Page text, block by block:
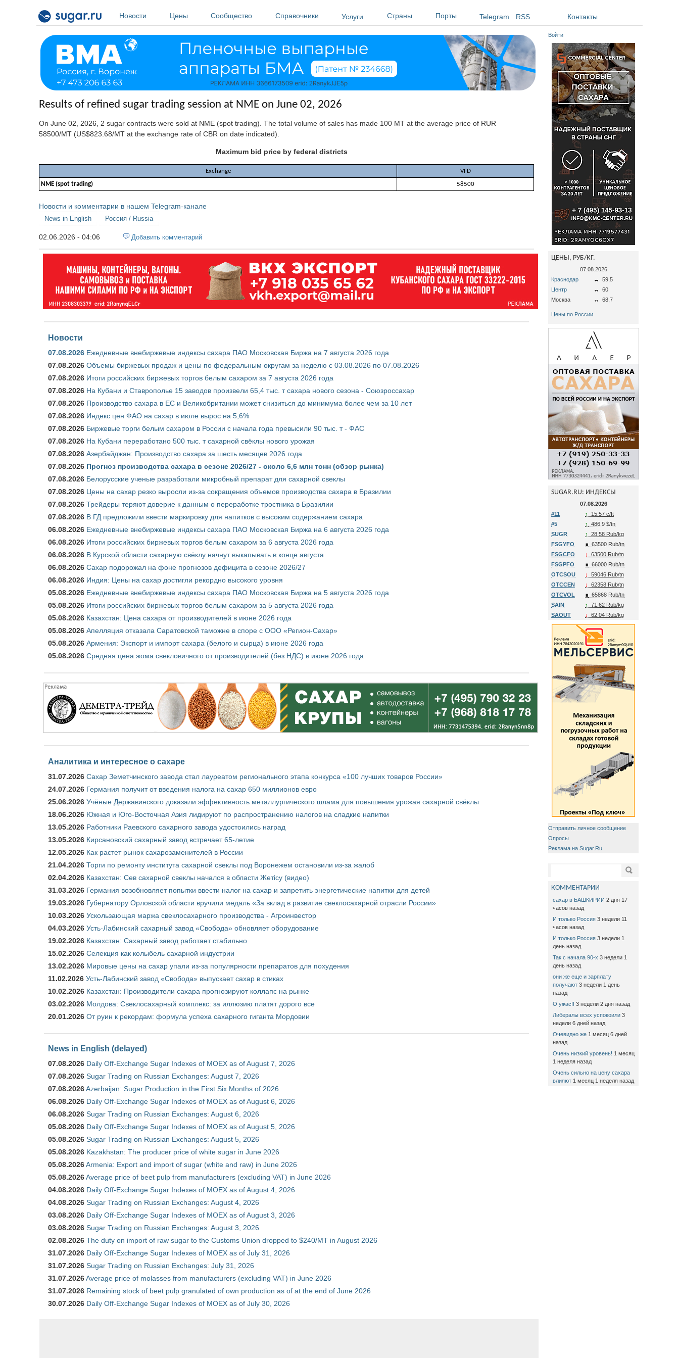
Новости
Цены Сообщество Справочники Услуги Страны Порты Telegram RSS Контакты
Results of refined sugar trading session at NME on June 02, 2026
On June 02, 2026, 2 sugar contracts were sold at NME (spot trading). The total volume of sales has made 100 MT at the average price of RUR
58500/MT (US$823.68/MT at the exchange rate of CBR on date indicated).
Maximum bid price by federal districts
Exchange
VFD
NME (spot trading)
58500
Новости и комментарии в нашем Telegram-канале
News in English Россия / Russia
02.06.2026 - 04:06 Добавить комментарий
Новости
07.08.2026 Ежедневные внебиржевые индексы сахара ПАО Московская Биржа на 7 августа 2026 года
07.08.2026 Объемы биржевых продаж и цены по федеральным округам за неделю с 03.08.2026 по 07.08.2026
07.08.2026 Итоги российских биржевых торгов белым сахаром за 7 августа 2026 года
07.08.2026 На Кубани и Ставрополье 15 заводов произвели 65,4 тыс. т сахара нового сезона - Союзроссахар
07.08.2026 Производство сахара в ЕС и Великобритании может снизиться до минимума более чем за 10 лет
07.08.2026 Индекс цен ФАО на сахар в июле вырос на 5,6%
07.08.2026 Биржевые торги белым сахаром в России с начала года превысили 90 тыс. т - ФАС
07.08.2026 На Кубани переработано 500 тыс. т сахарной свёклы нового урожая
07.08.2026 Азербайджан: Производство сахара за шесть месяцев 2026 года
07.08.2026 Прогноз производства сахара в сезоне 2026/27 - около 6,6 млн тонн (обзор рынка)
07.08.2026 Белорусские ученые разработали микробный препарат для сахарной свеклы
07.08.2026 Цены на сахар резко выросли из-за сокращения объемов производства сахара в Бразилии
07.08.2026 Трейдеры теряют доверие к данным о переработке тростника в Бразилии
07.08.2026 В ГД предложили ввести маркировку для напитков с высоким содержанием сахара
06.08.2026 Ежедневные внебиржевые индексы сахара ПАО Московская Биржа на 6 августа 2026 года
06.08.2026 Итоги российских биржевых торгов белым сахаром за 6 августа 2026 года
06.08.2026 В Курской области сахарную свёклу начнут выкапывать в конце августа
06.08.2026 Сахар подорожал на фоне прогнозов дефицита в сезоне 2026/27
06.08.2026 Индия: Цены на сахар достигли рекордно высокого уровня
05.08.2026 Ежедневные внебиржевые индексы сахара ПАО Московская Биржа на 5 августа 2026 года
05.08.2026 Итоги российских биржевых торгов белым сахаром за 5 августа 2026 года
05.08.2026 Казахстан: Цена сахара от производителей в июне 2026 года
05.08.2026 Апелляция отказала Саратовской таможне в споре с ООО «Регион-Сахар»
05.08.2026 Армения: Экспорт и импорт сахара (белого и сырца) в июне 2026 года
05.08.2026 Средняя цена жома свекловичного от производителей (без НДС) в июне 2026 года
Аналитика и интересное о сахаре
31.07.2026 Сахар Земетчинского завода стал лауреатом регионального этапа конкурса «100 лучших товаров России»
24.07.2026 Германия получит от введения налога на сахар 650 миллионов евро
25.06.2026 Учёные Державинского доказали эффективность металлургического шлама для повышения урожая сахарной свёклы
18.06.2026 Южная и Юго-Восточная Азия лидируют по распространению налогов на сладкие напитки
13.05.2026 Работники Раевского сахарного завода удостоились наград
13.05.2026 Кирсановский сахарный завод встречает 65-летие
12.05.2026 Как растет рынок сахарозаменителей в России
21.04.2026 Торги по ремонту института сахарной свеклы под Воронежем остановили из-за жалоб
02.04.2026 Казахстан: Сев сахарной свеклы начался в области Жетісу (видео)
31.03.2026 Германия возобновляет попытки ввести налог на сахар и запретить энергетические напитки для детей
19.03.2026 Губернатору Орловской области вручили медаль «За вклад в развитие свеклосахарной отрасли России»
10.03.2026 Ускользающая маржа свеклосахарного производства - Агроинвестор
04.03.2026 Усть-Лабинский сахарный завод «Свобода» обновляет оборудование
19.02.2026 Казахстан: Сахарный завод работает стабильно
15.02.2026 Селекция как колыбель сахарной индустрии
13.02.2026 Мировые цены на сахар упали из-за популярности препаратов для похудения
11.02.2026 Усть-Лабинский завод «Свобода» выпускает сахар в стиках
10.02.2026 Казахстан: Производители сахара прогнозируют коллапс на рынке
03.02.2026 Молдова: Свеклосахарный комплекс: за иллюзию платят дорого все
20.01.2026 От руин к рекордам: формула успеха сахарного гиганта Мордовии
News in English (delayed)
07.08.2026 Daily Off-Exchange Sugar Indexes of MOEX as of August 7, 2026
07.08.2026 Sugar Trading on Russian Exchanges: August 7, 2026
07.08.2026Azerbaijan: Sugar Production in the First Six Months of 2026
06.08.2026 Daily Off-Exchange Sugar Indexes of MOEX as of August 6, 2026
06.08.2026 Sugar Trading on Russian Exchanges: August 6, 2026
05.08.2026 Daily Off-Exchange Sugar Indexes of MOEX as of August 5, 2026
05.08.2026 Sugar Trading on Russian Exchanges: August 5, 2026
05.08.2026 Kazakhstan: The producer price of white sugar in June 2026
05.08.2026Armenia: Export and import of sugar (white and raw) in June 2026
05.08.2026Average price of beet pulp from manufacturers (excluding VAT) in June 2026
04.08.2026 Daily Off-Exchange Sugar Indexes of MOEX as of August 4, 2026
04.08.2026 Sugar Trading on Russian Exchanges: August 4, 2026
03.08.2026 Daily Off-Exchange Sugar Indexes of MOEX as of August 3, 2026
03.08.2026 Sugar Trading on Russian Exchanges: August 3, 2026
02.08.2026 The duty on import of raw sugar to the Customs Union dropped to $240/MT in August 2026
31.07.2026 Daily Off-Exchange Sugar Indexes of MOEX as of July 31, 2026
31.07.2026 Sugar Trading on Russian Exchanges: July 31, 2026
31.07.2026Average price of molasses from manufacturers (excluding VAT) in June 2026
31.07.2026 Remaining stock of beet pulp granulated of own production as of at the end of June 2026
30.07.2026 Daily Off-Exchange Sugar Indexes of MOEX as of July 30, 2026
Войти
ЦЕНЫ, РУБ/КГ.
07.08.2026
Краснодар
↔
59,5
Центр
↔
60
Москва
↔ 68,7
Цены по России
SUGAR.RU: ИНДЕКСЫ
07.08.2026
#11
↑
15.57 c/ft
#5
↑
486.9 $/tn
SUGR
↑
28.58 Rub/kg
FSGYFO
∎ 63500 Rub/tn
FSGCFO
↓
63500 Rub/tn
FSGPFO
∎ 66000 Rub/tn
OTCSOU
↓
59046 Rub/tn
OTCCEN
↓
62358 Rub/tn
OTCVOL
∎ 65868 Rub/tn
SAIN
↑
71.62 Rub/kg
SAOUT
↓ 62.04 Rub/kg
Отправить личное сообщение
Опросы
Реклама на Sugar.Ru
Поиск
КОММЕНТАРИИ
сахар в БАШКИРИИ 2 дня 17
часов назад
И только Россия 3 недели 11
часов назад
И только Россия 3 недели 1
день назад
Так с начала 90-х 3 недели 1
день назад
они же еще и зарплату
получают 3 недели 1 день
назад
О ужас!! 3 недели 2 дня назад
Либералы всех успокоили 3
недели 6 дней назад
Очевидно же 1 месяц 6 дней
назад
Очень низкий уровень! 1 месяц
1 неделя назад
Очень сильно на цену сахара
влияют 1 месяц 1 неделя назад